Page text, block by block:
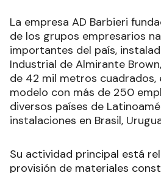
La empresa AD Barbieri
de los grupos empresarios
importantes del país,
Industrial de Almirante
de 42 mil metros cuadrados,
modelo con más de 250
diversos países de
instalaciones en Brasil,
Su actividad principal está
provisión de materiales